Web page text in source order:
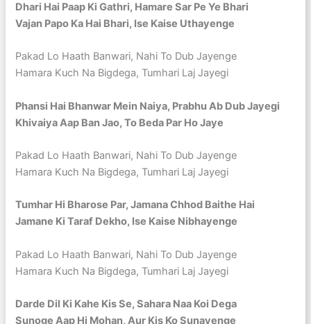
Dhari Hai Paap Ki Gathri, Hamare Sar Pe Ye Bhari
Vajan Papo Ka Hai Bhari, Ise Kaise Uthayenge
Pakad Lo Haath Banwari, Nahi To Dub Jayenge
Hamara Kuch Na Bigdega, Tumhari Laj Jayegi
Phansi Hai Bhanwar Mein Naiya, Prabhu Ab Dub Jayegi
Khivaiya Aap Ban Jao, To Beda Par Ho Jaye
Pakad Lo Haath Banwari, Nahi To Dub Jayenge
Hamara Kuch Na Bigdega, Tumhari Laj Jayegi
Tumhar Hi Bharose Par, Jamana Chhod Baithe Hai
Jamane Ki Taraf Dekho, Ise Kaise Nibhayenge
Pakad Lo Haath Banwari, Nahi To Dub Jayenge
Hamara Kuch Na Bigdega, Tumhari Laj Jayegi
Darde Dil Ki Kahe Kis Se, Sahara Naa Koi Dega
Sunoge Aap Hi Mohan, Aur Kis Ko Sunayenge